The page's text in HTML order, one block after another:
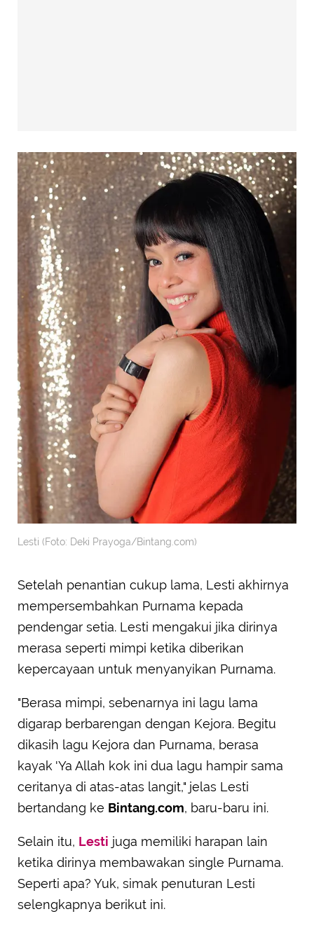
Lesti (Foto: Deki Prayoga/Bintang.com)
Setelah penantian cukup lama, Lesti akhirnya
mempersembahkan Purnama kepada
pendengar setia. Lesti mengakui jika dirinya
merasa seperti mimpi ketika diberikan
kepercayaan untuk menyanyikan Purnama.
"Berasa mimpi, sebenarnya ini lagu lama
digarap berbarengan dengan Kejora. Begitu
dikasih lagu Kejora dan Purnama, berasa
kayak 'Ya Allah kok ini dua lagu hampir sama
ceritanya di atas-atas langit," jelas Lesti
bertandang ke Bintang.com, baru-baru ini.
Selain itu, Lesti juga memiliki harapan lain
ketika dirinya membawakan single Purnama.
Seperti apa? Yuk, simak penuturan Lesti
selengkapnya berikut ini.